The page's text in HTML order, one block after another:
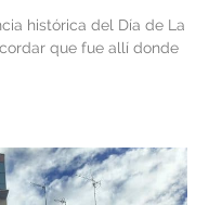
histórica del Día de La
que fue allí donde